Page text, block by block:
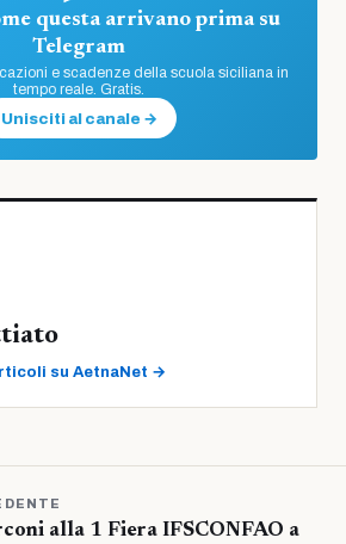
questa arrivano prima su
Telegram
e scadenze della scuola siciliana in
tempo reale. Gratis.
Unisciti al canale →
su AetnaNet →
alla 1 Fiera IFSCONFAO a